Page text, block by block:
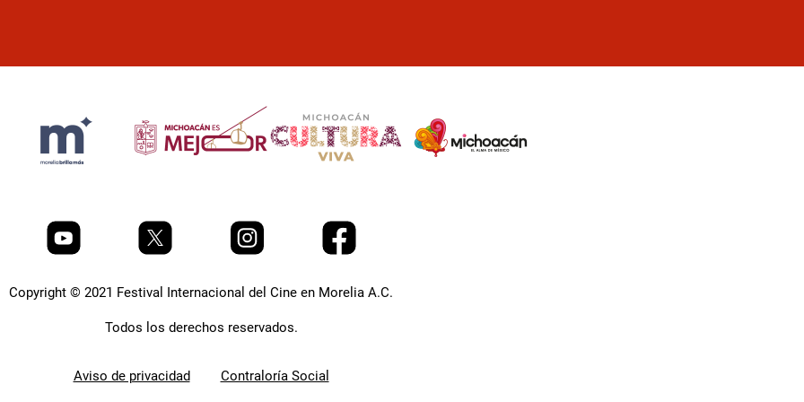
Copyright © 2021 Festival Internacional del Cine en Morelia A.C.
Todos los derechos reservados.
Aviso de privacidad Contraloría Social